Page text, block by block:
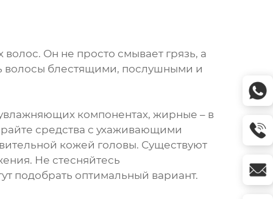
Он не просто смывает грязь, а
волосы блестящими, послушными и
компонентах, жирные – в
средства с ухаживающими
кожей головы. Существуют
Не стесняйтесь
подобрать оптимальный вариант.